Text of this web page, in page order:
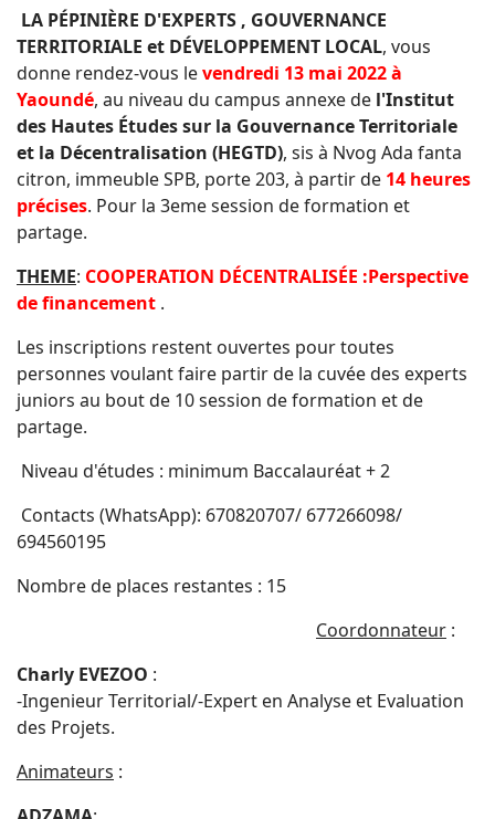
LA PÉPINIÈRE D'EXPERTS , GOUVERNANCE
TERRITORIALE et DÉVELOPPEMENT LOCAL, vous
donne rendez-vous levendredi 13 mai 2022 à
Yaoundé, au niveau du campus annexe de l'Institut
des Hautes Études sur la Gouvernance Territoriale
et la Décentralisation (HEGTD), sis à Nvog Ada fanta
citron, immeuble SPB, porte 203, à partir de 14 heures
précises. Pour la 3eme session de formation et
partage.
THEME: COOPERATION DÉCENTRALISÉE :Perspective
de financement .
Les inscriptions restent ouvertes pour toutes
personnes voulant faire partir de la cuvée des experts
juniors au bout de 10 session de formation et de
partage.
Niveau d'études : minimum Baccalauréat + 2
Contacts (WhatsApp): 670820707/ 677266098/
694560195
Nombre de places restantes : 15
Coordonnateur :
Charly EVEZOO :
-Ingenieur Territorial/-Expert en Analyse et Evaluation
des Projets.
Animateurs :